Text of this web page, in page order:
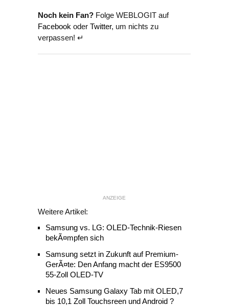
Noch kein Fan? Folge WEBLOGIT auf
Facebook oder Twitter, um nichts zu
verpassen! ↵
ANZEIGE
Weitere Artikel:
Samsung vs. LG: OLED-Technik-Riesen
bekÃ¤mpfen sich
Samsung setzt in Zukunft auf Premium-
GerÃ¤te: Den Anfang macht der ES9500
55-Zoll OLED-TV
Neues Samsung Galaxy Tab mit OLED,7
bis 10,1 Zoll Touchsreen und Android ?